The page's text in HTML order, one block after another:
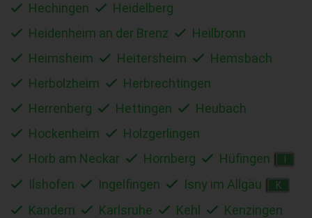
Hechingen
Heidelberg
Heidenheim an der Brenz
Heilbronn
Heimsheim
Heitersheim
Hemsbach
Herbolzheim
Herbrechtingen
Herrenberg
Hettingen
Heubach
Hockenheim
Holzgerlingen
Horb am Neckar
Hornberg Hüfingen
Ilshofen Ingelfingen Isny im Allgäu K
Kandern Karlsruhe Kehl
Kenzingen